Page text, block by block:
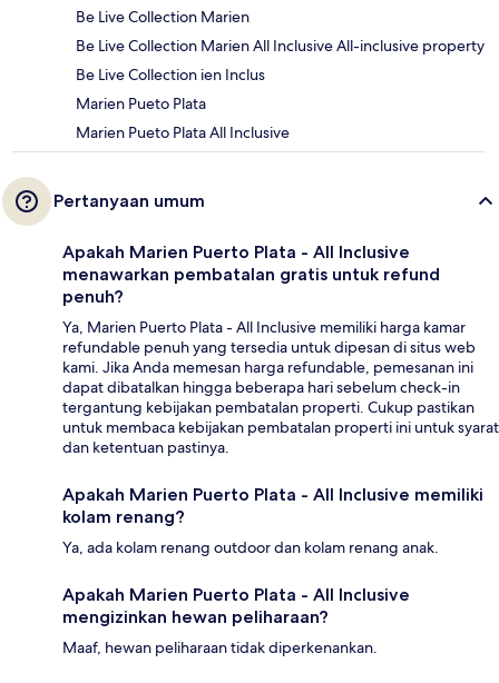
Be Live Collection Marien
Be Live Collection Marien All Inclusive All-inclusive property
Be Live Collection ien Inclus
Marien Pueto Plata
Marien Pueto Plata All Inclusive
Pertanyaan umum
Apakah Marien Puerto Plata - All Inclusive
menawarkan pembatalan gratis untuk refund
penuh?
Ya, Marien Puerto Plata - All Inclusive memiliki harga kamar
refundable penuh yang tersedia untuk dipesan di situs web
kami. Jika Anda memesan harga refundable, pemesanan ini
dapat dibatalkan hingga beberapa hari sebelum check-in
tergantung kebijakan pembatalan properti. Cukup pastikan
untuk membaca kebijakan pembatalan properti ini untuk syarat
dan ketentuan pastinya.
Apakah Marien Puerto Plata - All Inclusive memiliki
kolam renang?
Ya, ada kolam renang outdoor dan kolam renang anak.
Apakah Marien Puerto Plata - All Inclusive
mengizinkan hewan peliharaan?
Maaf, hewan peliharaan tidak diperkenankan.